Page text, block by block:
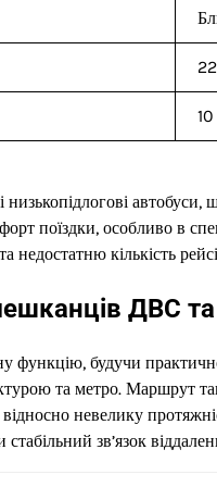
поїздки, особливо в
недостатню кількість
ДВС
функцію, будучи
та метро. Маршрут
невелику
зв’язок